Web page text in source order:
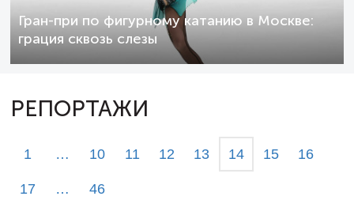
Гран-при по фигурному катанию в Москве:
грация сквозь слезы
РЕПОРТАЖИ
1 … 10 11 12 13 14 15 16
17 … 46